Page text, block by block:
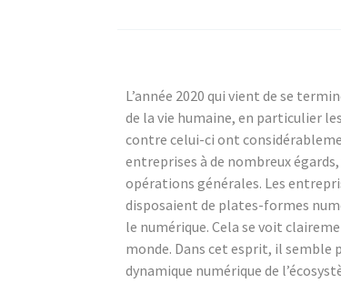
L’année 2020 qui vient de se
de la vie humaine, en particulier
contre celui-ci ont
entreprises à de nombreux
opérations générales. Les
disposaient de plates-formes
le numérique. Cela se voit
monde. Dans cet esprit, il semble
dynamique numérique de